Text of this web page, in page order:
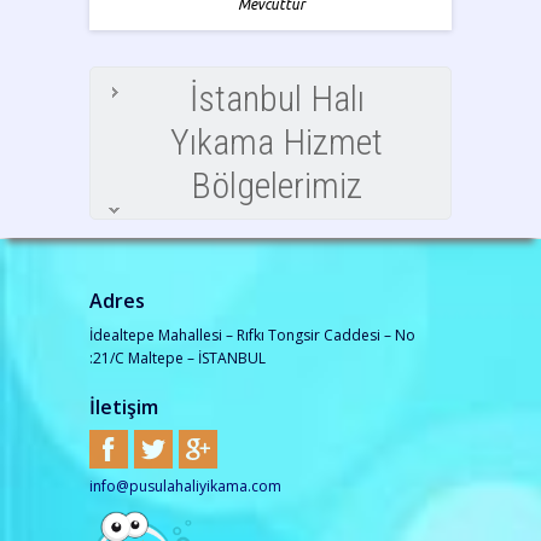
Mevcuttur
İstanbul Halı
Yıkama Hizmet
Bölgelerimiz
Adres
İdealtepe Mahallesi – Rıfkı Tongsir Caddesi – No
:21/C Maltepe – İSTANBUL
İletişim
info@pusulahaliyikama.com